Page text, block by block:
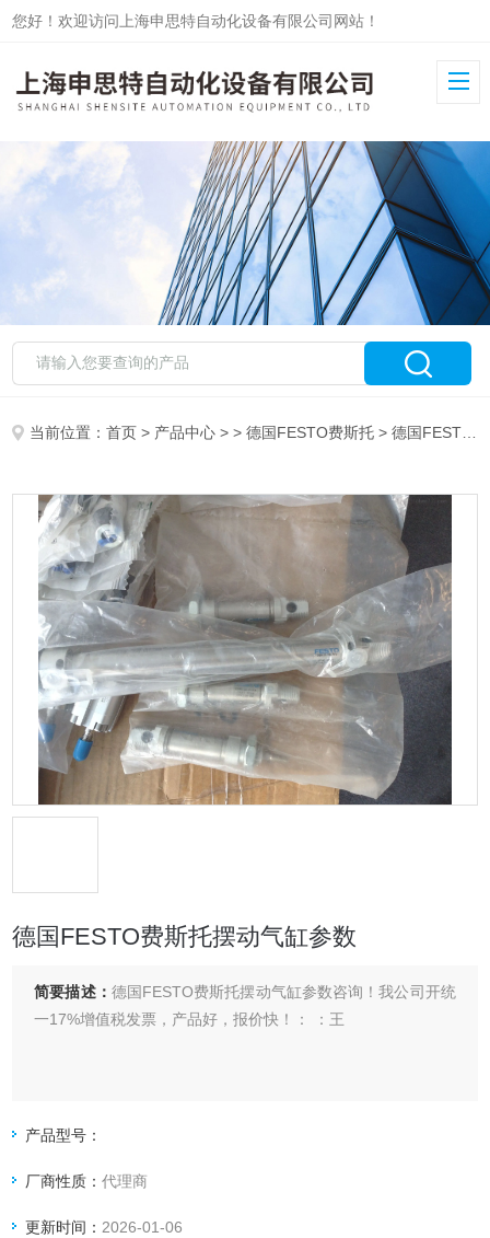
您好！欢迎访问上海申思特自动化设备有限公司网站！
当前位置：首页 > 产品中心 > >德国FESTO费斯托 > 德国FESTO费斯托摆动气缸参数
德国FESTO费斯托摆动气缸参数
简要描述： 德国FESTO费斯托摆动气缸参数咨询！我公司开统
一17%增值税发票，产品好，报价快！： ：王
产品型号：
厂商性质：代理商
更新时间： 2026-01-06